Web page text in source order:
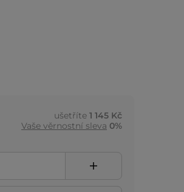
ušetříte 1 145 Kč
Vaše věrnostní sleva 0%